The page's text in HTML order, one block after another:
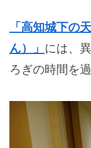
「高知城下の
ん）」 には、
ろぎの時間を